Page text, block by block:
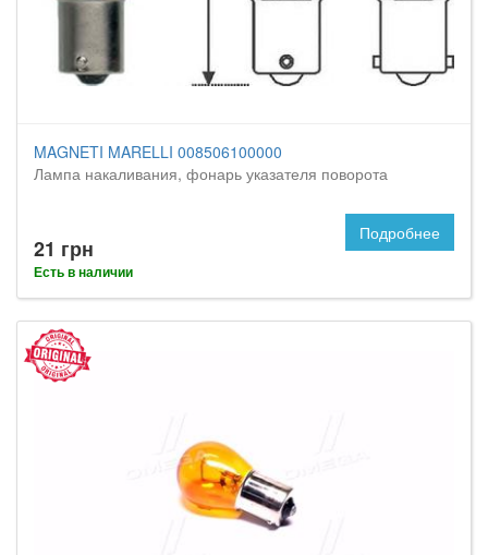
MAGNETI MARELLI 008506100000
Лампа накаливания, фонарь указателя поворота
21 грн
Есть в наличии
Подробнее